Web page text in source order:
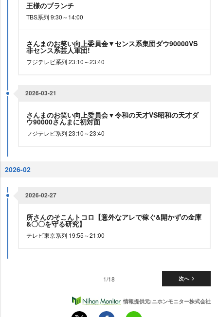
王様のブランチ
TBS系列 9:30～14:00
さんまのお笑い向上委員会▼センス系集団ダウ90000VS
非センス系芸人軍団!
フジテレビ系列 23:10～23:40
2026-03-21
さんまのお笑い向上委員会▼令和の天才VS昭和の天才ダ
ウ90000さんまに初対面
フジテレビ系列 23:10～23:40
2026-02
2026-02-27
所さんのそこんトコロ【意外なアレで稼ぐ&開かずの金庫
&〇〇を守る研究】
テレビ東京系列 19:55～21:00
次へ
1/18
情報提供元:ニホンモニター株式会社